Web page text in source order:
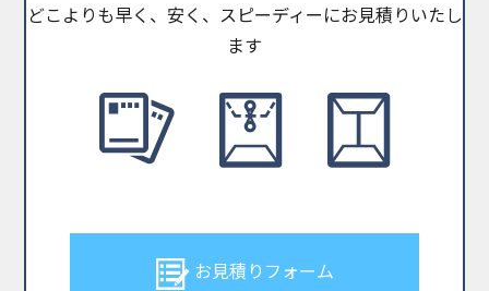
どこよりも早く、安く、スピーディーにお見積りいたし
ます
お見積りフォーム